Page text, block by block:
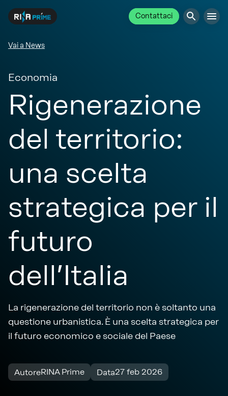
Contattaci
Vai a News
Economia
Rigenerazione
del territorio:
una scelta
strategica per il
futuro
dell’Italia
La rigenerazione del territorio non è soltanto una
questione urbanistica. È una scelta strategica per
il futuro economico e sociale del Paese
AutoreRINA Prime Data27 feb 2026